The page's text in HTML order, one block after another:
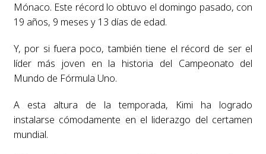
Mónaco. Este récord lo obtuvo el domingo pasado, con
19 años, 9 meses y 13 días de edad.
Y, por si fuera poco, también tiene el récord de ser el
líder más joven en la historia del Campeonato del
Mundo de Fórmula Uno.
A esta altura de la temporada, Kimi ha logrado
instalarse cómodamente en el liderazgo del certamen
mundial.